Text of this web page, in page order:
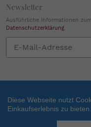
Newsletter
Ausführliche Informationen
Datenschutzerklärung.
Sie
Zahlungsarten
Diese Webseite nutzt
Einkaufserlebnis zu bieten.
SEHR GUT (4.84 /